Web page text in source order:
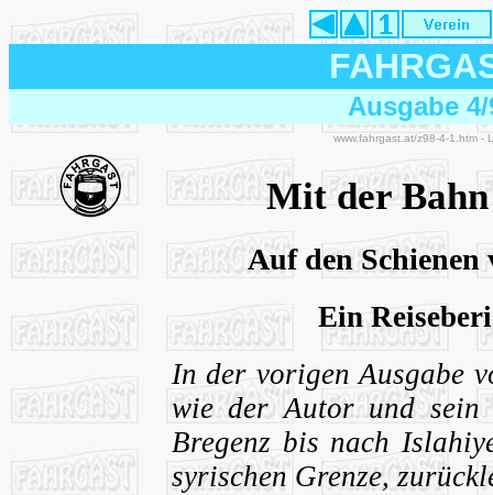
Ausgabe
www.fahrgast.at/z98-4-1.htm -
Mit der
Auf den Schienen
Ein
In der vorigen Ausgabe
wie der Autor und sein
Bregenz bis nach
syrischen Grenze,